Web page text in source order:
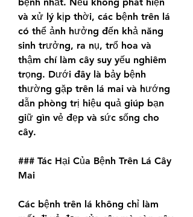
và xử lý kịp thời, các bệnh trên lá
có thể ảnh hưởng đến khả năng
sinh trưởng, ra nụ, trổ hoa và
thậm chí làm cây suy yếu nghiêm
trọng. Dưới đây là bảy bệnh
thường gặp trên lá mai và hướng
dẫn phòng trị hiệu quả giúp bạn
giữ gìn vẻ đẹp và sức sống cho
cây.
### Tác Hại Của Bệnh Trên Lá Cây
Mai
Các bệnh trên lá không chỉ làm